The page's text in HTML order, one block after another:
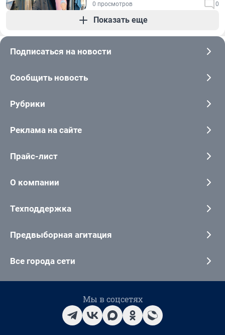
0 просмотров 0
Показать еще
Подписаться на новости
Сообщить новость
Рубрики
Реклама на сайте
Прайс-лист
О компании
Техподдержка
Предвыборная агитация
Все города сети
Мы в соцсетях